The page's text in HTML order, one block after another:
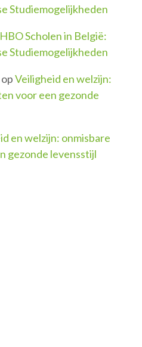
Studiemogelijkheden
HBO Scholen in België:
Studiemogelijkheden
opVeiligheid en welzijn:
voor een gezonde
en welzijn: onmisbare
gezonde levensstijl